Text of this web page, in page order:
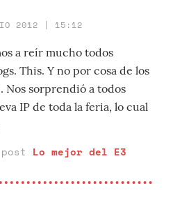
2012 | 15:12
a reír mucho todos
This. Y no por cosa de los
Nos sorprendió a todos
IP de toda la feria, lo cual
Lo mejor del E3